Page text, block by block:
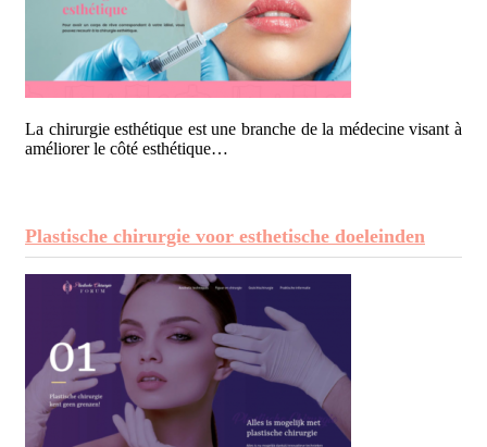
La chirurgie esthétique est une branche de la médecine visant à
améliorer le côté esthétique…
Plastische chirurgie voor esthetische doeleinden